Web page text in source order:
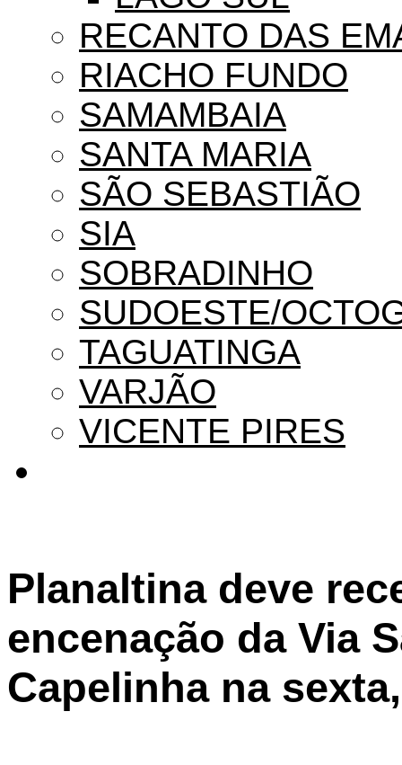
RECANTO DAS
RIACHO FUNDO
SAMAMBAIA
SANTA MARIA
SÃO SEBASTIÃO
SIA
SOBRADINHO
SUDOESTE/
TAGUATINGA
VARJÃO
VICENTE PIRES
Planaltina deve
encenação da Via
Capelinha na